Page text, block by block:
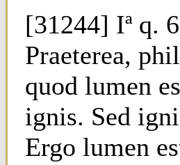
[31244] Iª q.
Praeterea,
quod lumen
ignis. Sed
Ergo lumen